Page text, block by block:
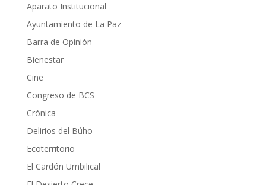
Aparato Institucional
Ayuntamiento de La Paz
Barra de Opinión
Bienestar
Cine
Congreso de BCS
Crónica
Delirios del Búho
Ecoterritorio
El Cardón Umbilical